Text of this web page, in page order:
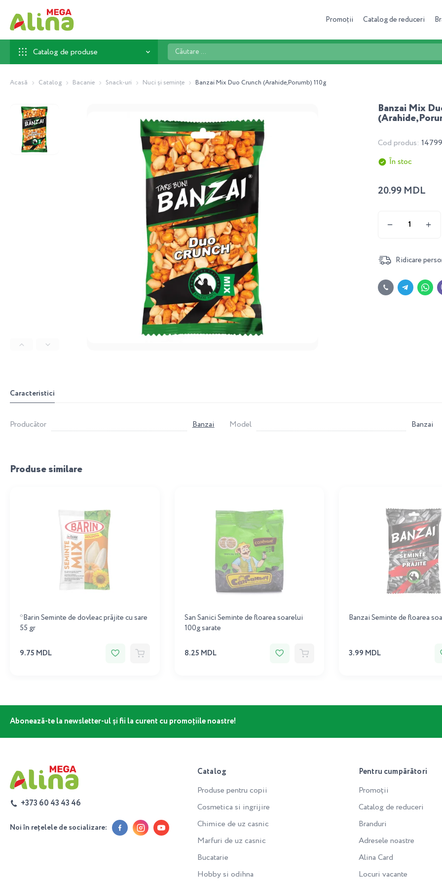
Promoții Catalog de reduceri
Catalog de produse
Căutare
...
Acasă Catalog Bacanie Snack-uri Nuci și semințe Banzai Mix Duo Crunch (Arahide,Porumb) 110g
Banzai Mix
Cod produs:
În stoc
20.99 MDL
Ridicare
Caracteristici
Producător Banzai Model Banzai
Produse similare
*Barin Seminte de dovleac prăjite cu sare
55 gr
9.75 MDL
San Sanici Seminte de floarea soarelui
100g sarate
8.25 MDL
Banzai Seminte de floarea
3.99 MDL
Abonează-te la newsletter-ul și fii la curent cu promoțiile noastre!
+373 60 43 43 46
Noi în rețelele de socializare:
Catalog
Produse pentru copii
Cosmetica si ingrijire
Chimice de uz casnic
Marfuri de uz casnic
Bucatarie
Hobby si odihna
Pentru cumpărători
Promoții
Catalog de reduceri
Branduri
Adresele noastre
Alina Card
Locuri vacante